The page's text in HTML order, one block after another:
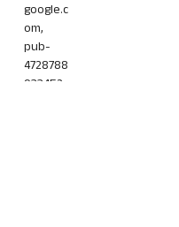
google.c
om,
pub-
4728788
933452